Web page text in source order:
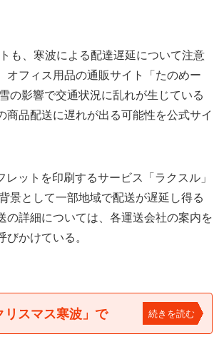
も、寒波による配達遅延について注意
オフィス用品の通販サイト「たのめー
の影響で交通状況に乱れが生じている
商品配送に遅れが出る可能性を公式サイ
ットを印刷するサービス「ラクスル」
景として一部地域で配送が遅延し得る
の詳細については、各運送会社の案内を
かけている。
リスマス寒波」で 続きを読む